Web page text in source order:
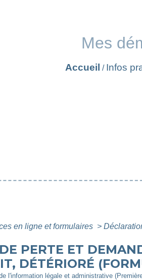
Mes
Accueil / Infos
en ligne et formulaires >
PERTE ET
DÉTÉRIORÉ
l'information légale et administrative